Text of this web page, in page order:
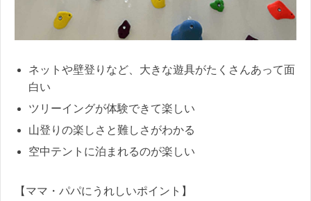
ネットや壁登りなど、大きな遊具がたくさんあって面
白い
ツリーイングが体験できて楽しい
山登りの楽しさと難しさがわかる
空中テントに泊まれるのが楽しい
【ママ・パパにうれしいポイント】